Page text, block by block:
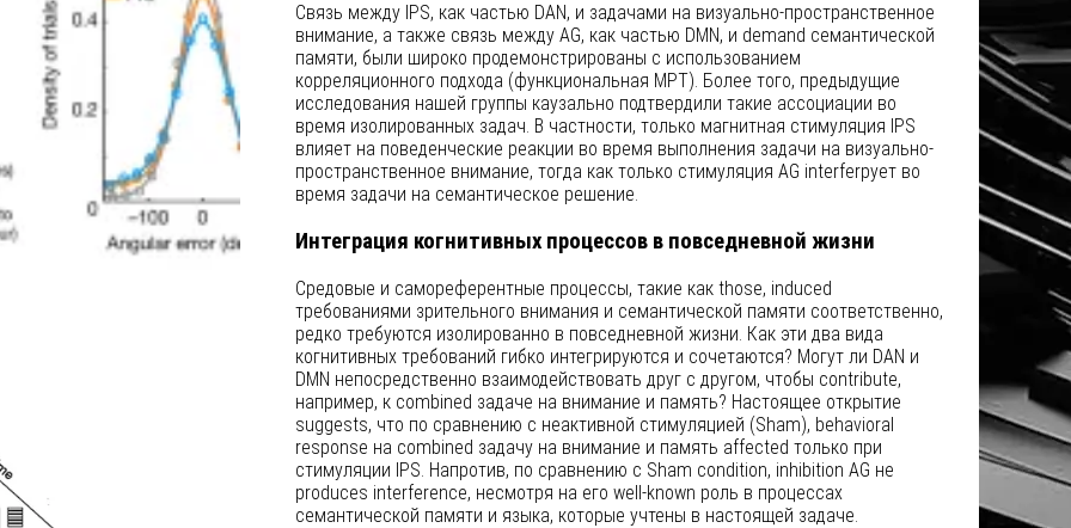
Связь между IPS, как частью DAN, и задачами на визуально-пространственное
внимание, а также связь между AG, как частью DMN, и demand семантической
памяти, были широко продемонстрированы с использованием
корреляционного подхода (функциональная МРТ). Более того, предыдущие
исследования нашей группы каузально подтвердили такие ассоциации во
время изолированных задач. В частности, только магнитная стимуляция IPS
влияет на поведенческие реакции во время выполнения задачи на визуально-
пространственное внимание, тогда как только стимуляция AG interferрует во
время задачи на семантическое решение.
Интеграция когнитивных процессов в повседневной жизни
Средовые и самореферентные процессы, такие как those, induced
требованиями зрительного внимания и семантической памяти соответственно,
редко требуются изолированно в повседневной жизни. Как эти два вида
когнитивных требований гибко интегрируются и сочетаются? Могут ли DAN и
DMN непосредственно взаимодействовать друг с другом, чтобы contribute,
например, к combined задаче на внимание и память? Настоящее открытие
suggests, что по сравнению с неактивной стимуляцией (Sham), behavioral
response на combined задачу на внимание и память affected только при
стимуляции IPS. Напротив, по сравнению с Sham condition, inhibition AG не
produces interference, несмотря на его well-known роль в процессах
семантической памяти и языка, которые учтены в настоящей задаче.